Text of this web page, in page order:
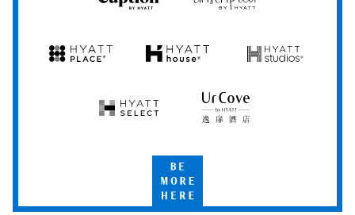
Caption
Unscripted
Hyatt
Hyatt
Hyatt
Hyatt
UrCove
Be
More
Here